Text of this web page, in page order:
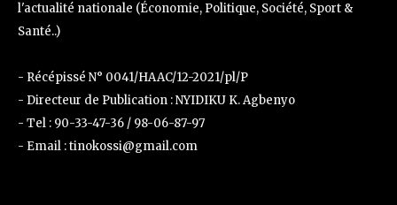
l'actualité nationale (Économie, Politique, Société, Sport &
Santé..)
- Récépissé N° 0041/HAAC/12-2021/pl/P
- Directeur de Publication : NYIDIKU K. Agbenyo
- Tel : 90-33-47-36 / 98-06-87-97
- Email : tinokossi@gmail.com